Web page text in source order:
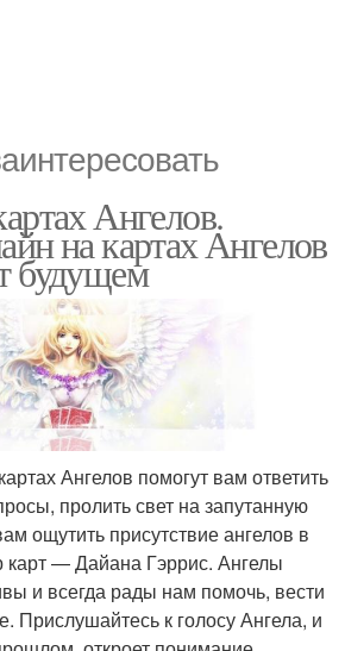
Ангелов.
на картах Ангелов
будущем
Ангелов помогут вам ответить
пролить свет на запутанную
ощутить присутствие ангелов в
— Дайана Гэррис. Ангелы
и всегда рады нам помочь, вести
Прислушайтесь к голосу Ангела, и